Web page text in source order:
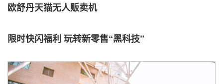
欧舒丹天猫无人贩卖机
限时快闪福利 玩转新零售“黑科技”